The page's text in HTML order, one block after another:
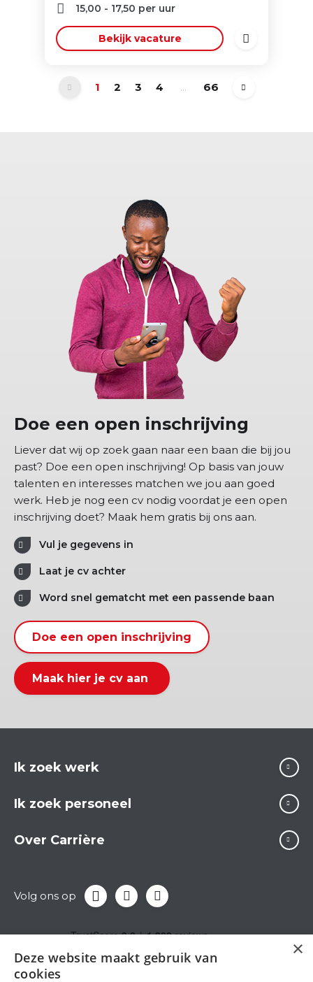
15,00 - 17,50 per uur
Bekijk vacature
1 2 3 4 ... 66
Doe een open inschrijving
Liever dat wij op zoek gaan naar een baan die bij jou
past? Doe een open inschrijving! Op basis van jouw
talenten en interesses matchen we jou aan goed
werk. Heb je nog een cv nodig voordat je een open
inschrijving doet? Maak hem gratis bij ons aan.
Vul je gegevens in
Laat je cv achter
Word snel gematcht met een passende baan
Doe een open inschrijving
Maak hier je cv aan
Ik zoek werk
Ik zoek personeel
Over Carrière
Volg ons op
×
Deze website maakt gebruik van
cookies